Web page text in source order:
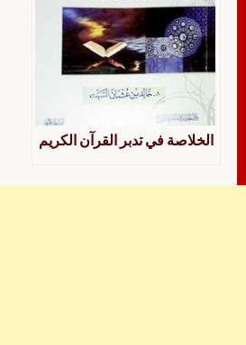
الخلاصة في تدبر القرآن الكريم